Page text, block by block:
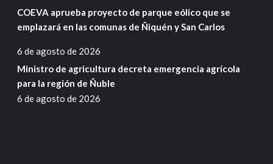
COEVA aprueba proyecto de parque eólico que se
emplazará en las comunas de Ñiquén y San Carlos
6 de agosto de 2026
Ministro de agricultura decreta emergencia agrícola
para la región de Ñuble
6 de agosto de 2026